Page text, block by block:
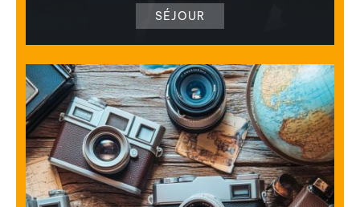
SÉJOUR